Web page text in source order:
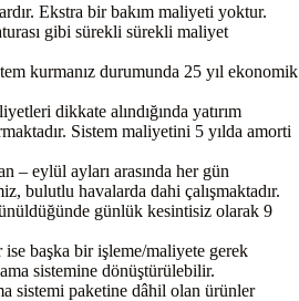
Ekstra bir bakım maliyeti yoktur.
gibi sürekli sürekli maliyet
kurmanız durumunda 25 yıl ekonomik
dikkate alındığında yatırım
Sistem maliyetini 5 yılda amorti
– eylül ayları arasında her gün
bulutlu havalarda dahi çalışmaktadır.
günlük kesintisiz olarak 9
başka bir işleme/maliyete gerek
sistemine dönüştürülebilir.
sistemi paketine dâhil olan ürünler